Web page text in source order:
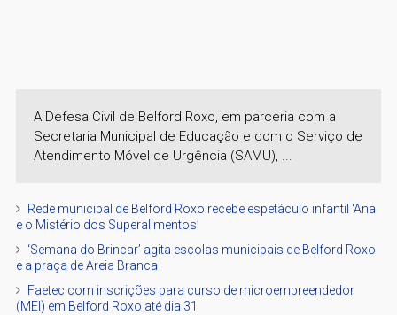
A Defesa Civil de Belford Roxo, em parceria com a
Secretaria Municipal de Educação e com o Serviço de
Atendimento Móvel de Urgência (SAMU), ...
Rede municipal de Belford Roxo recebe espetáculo infantil ‘Ana
e o Mistério dos Superalimentos’
‘Semana do Brincar’ agita escolas municipais de Belford Roxo
e a praça de Areia Branca
Faetec com inscrições para curso de microempreendedor
(MEI) em Belford Roxo até dia 31